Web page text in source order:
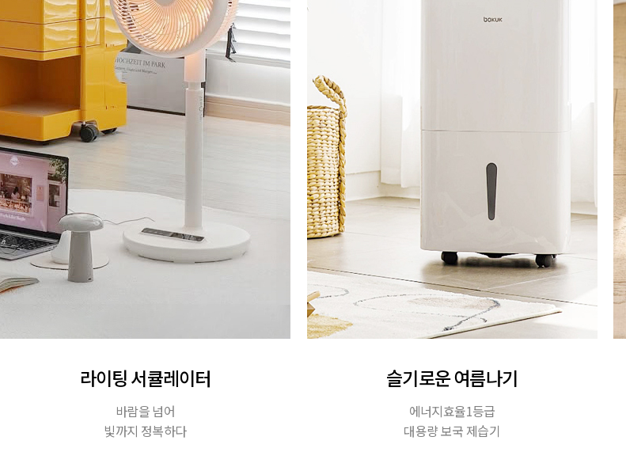
라이팅 서큘레이터
바람을 넘어
빛까지 정복하다
슬기로운 여름나기
에너지효율1등급
대용량 보국 제습기